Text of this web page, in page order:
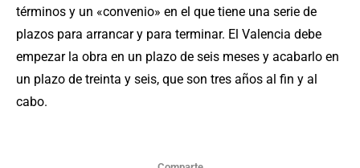
términos y un «convenio» en el que tiene una serie de
plazos para arrancar y para terminar. El Valencia debe
empezar la obra en un plazo de seis meses y acabarlo en
un plazo de treinta y seis, que son tres años al fin y al
cabo.